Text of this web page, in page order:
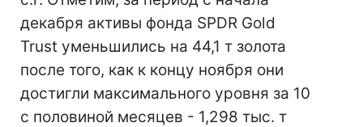
декабря активы фонда SPDR Gold
Trust уменьшились на 44,1 т золота
после того, как к концу ноября они
достигли максимального уровня за 10
с половиной месяцев - 1,298 тыс. т